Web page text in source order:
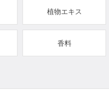
植物エキス
香料